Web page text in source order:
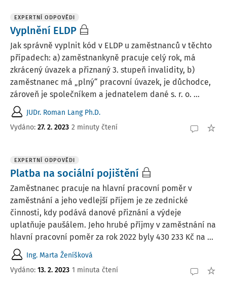
EXPERTNÍ ODPOVĚDI
Vyplnění ELDP
Jak správně vyplnit kód v ELDP u zaměstnanců v těchto
případech: a) zaměstnankyně pracuje celý rok, má
zkrácený úvazek a přiznaný 3. stupeň invalidity, b)
zaměstnanec má „plný“ pracovní úvazek, je důchodce,
zároveň je společníkem a jednatelem dané s. r. o. ...
JUDr. Roman Lang Ph.D.
Vydáno: 27. 2. 2023 2 minuty čtení
EXPERTNÍ ODPOVĚDI
Platba na sociální pojištění
Zaměstnanec pracuje na hlavní pracovní poměr v
zaměstnání a jeho vedlejší příjem je ze zednické
činnosti, kdy podává danové přiznání a výdeje
uplatňuje paušálem. Jeho hrubé příjmy v zaměstnání na
hlavní pracovní poměr za rok 2022 byly 430 233 Kč na ...
Ing. Marta Ženíšková
Vydáno: 13. 2. 2023 1 minuta čtení